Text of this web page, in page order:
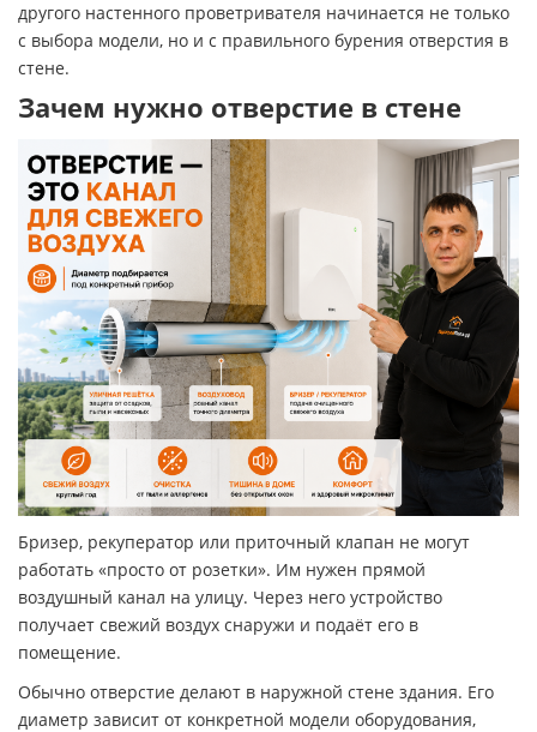
другого настенного проветривателя начинается не только
с выбора модели, но и с правильного бурения отверстия в
стене.
Зачем нужно отверстие в стене
Бризер, рекуператор или приточный клапан не могут
работать «просто от розетки». Им нужен прямой
воздушный канал на улицу. Через него устройство
получает свежий воздух снаружи и подаёт его в
помещение.
Обычно отверстие делают в наружной стене здания. Его
диаметр зависит от конкретной модели оборудования,